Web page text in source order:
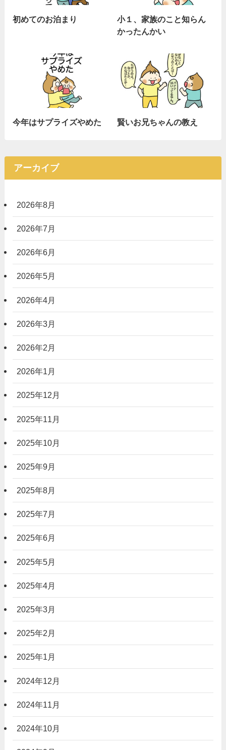
初めてのお泊まり
小１、家族のこと知らん
かったんかい
今年はサプライズやめた 賢いお兄ちゃんの教え
アーカイブ
2026年8月
2026年7月
2026年6月
2026年5月
2026年4月
2026年3月
2026年2月
2026年1月
2025年12月
2025年11月
2025年10月
2025年9月
2025年8月
2025年7月
2025年6月
2025年5月
2025年4月
2025年3月
2025年2月
2025年1月
2024年12月
2024年11月
2024年10月